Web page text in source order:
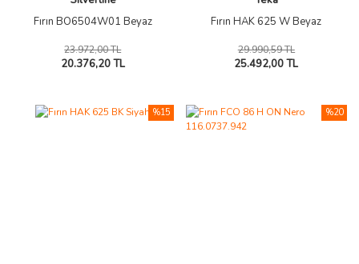
Fırın BO6504W01 Beyaz
23.972,00 TL
20.376,20 TL
Fırın HAK 625 W Beyaz
29.990,59 TL
25.492,00 TL
%15 %20